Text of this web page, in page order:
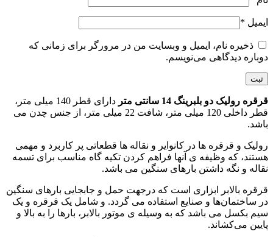
ایمیل *
ذخیره نام، ایمیل و وبسایت من در مرورگر برای زمانی که
دوباره دیدگاهی می‌نویسم.
قرقره رولیک دو بلبرینگ 14 سانتی متر
دارای قطر 140 میلی متر،
قطر داخلی 120 میلی متر، شافت 22 میلی متر، از جنس چدن می
باشد.
رولیک و قرقره ها در کانوایر و نقاله ها قطعاتی پر کاربرد و مهمی
هستند، که وظیفه ی آنها فراهم کردن تکیه گاه مناسب برای تسمه
نقاله و نگه داشتن بارهای سنگین می باشد.
قرقره بالابر ابزاری است که درجهت حمل و جابجایی بارهای سنگین
در ساختمان‌ها و صنایع استفاده می‌ گردد. و شامل یک قرقره و یک
سیم بکسل می باشد که به وسیله ی موتور بالابر، بارها را به بالا و
پایین می‌کشاند.